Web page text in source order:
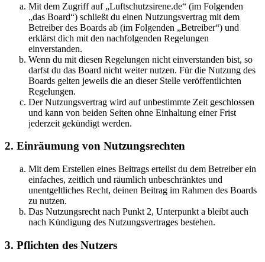
Mit dem Zugriff auf „Luftschutzsirene.de“ (im Folgenden
„das Board“) schließt du einen Nutzungsvertrag mit dem
Betreiber des Boards ab (im Folgenden „Betreiber“) und
erklärst dich mit den nachfolgenden Regelungen
einverstanden.
Wenn du mit diesen Regelungen nicht einverstanden bist, so
darfst du das Board nicht weiter nutzen. Für die Nutzung des
Boards gelten jeweils die an dieser Stelle veröffentlichten
Regelungen.
Der Nutzungsvertrag wird auf unbestimmte Zeit geschlossen
und kann von beiden Seiten ohne Einhaltung einer Frist
jederzeit gekündigt werden.
2. Einräumung von Nutzungsrechten
Mit dem Erstellen eines Beitrags erteilst du dem Betreiber ein
einfaches, zeitlich und räumlich unbeschränktes und
unentgeltliches Recht, deinen Beitrag im Rahmen des Boards
zu nutzen.
Das Nutzungsrecht nach Punkt 2, Unterpunkt a bleibt auch
nach Kündigung des Nutzungsvertrages bestehen.
3. Pflichten des Nutzers